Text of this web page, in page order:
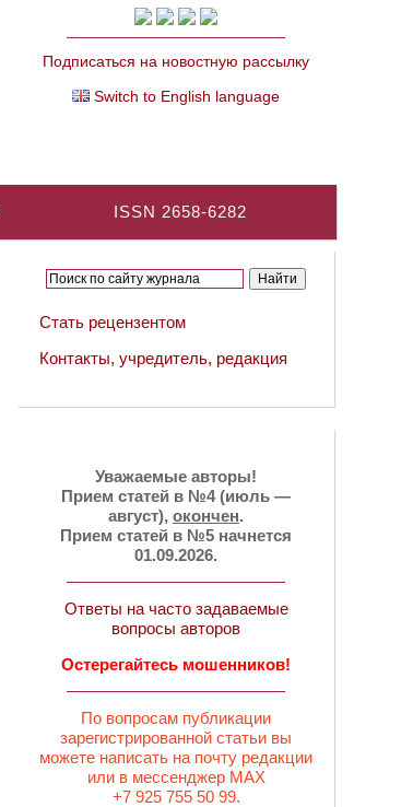
Подписаться на новостную рассылку
Switch to English language
ISSN 2658-6282
Стать рецензентом
Контакты, учредитель, редакция
Уважаемые авторы!
Прием статей в №4 (июль —
август), окончен.
Прием статей в №5 начнется
01.09.2026.
Ответы на часто задаваемые
вопросы авторов
Остерегайтесь мошенников!
По вопросам публикации
зарегистрированной статьи вы
можете написать на почту редакции
или в мессенджер MAX
+7 925 755 50 99.